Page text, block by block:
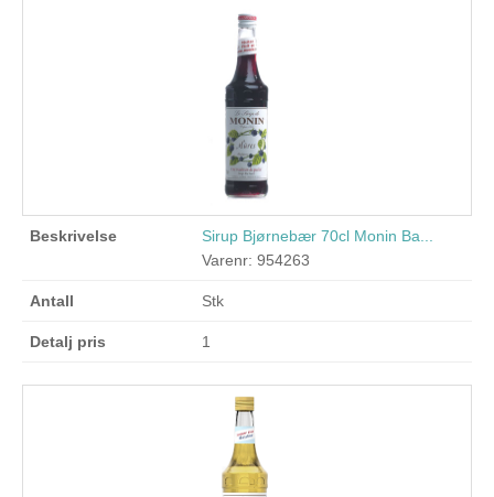
Sirup Bjørnebær 70cl Monin Ba...
Varenr: 954263
Stk
1